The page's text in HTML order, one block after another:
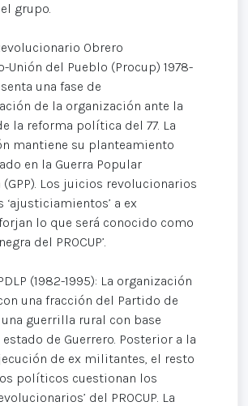
grupo.
Obrero
Unión del Pueblo (Procup) 1978-
una fase de
de la organización ante la
la reforma política del 77. La
mantiene su planteamiento
en la Guerra Popular
(GPP). Los juicios revolucionarios
‘ajusticiamientos’ a ex
lo que será conocido como
del PROCUP’.
(1982-1995): La organización
una fracción del Partido de
una guerrilla rural con base
de Guerrero. Posterior a la
de ex militantes, el resto
políticos cuestionan los
del PROCUP. La